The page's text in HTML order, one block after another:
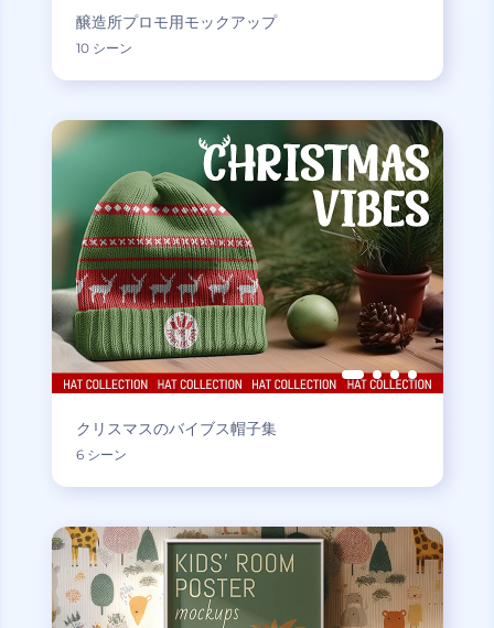
醸造所プロモ用モックアップ
10 シーン
クリスマスのバイブス帽子集
6 シーン